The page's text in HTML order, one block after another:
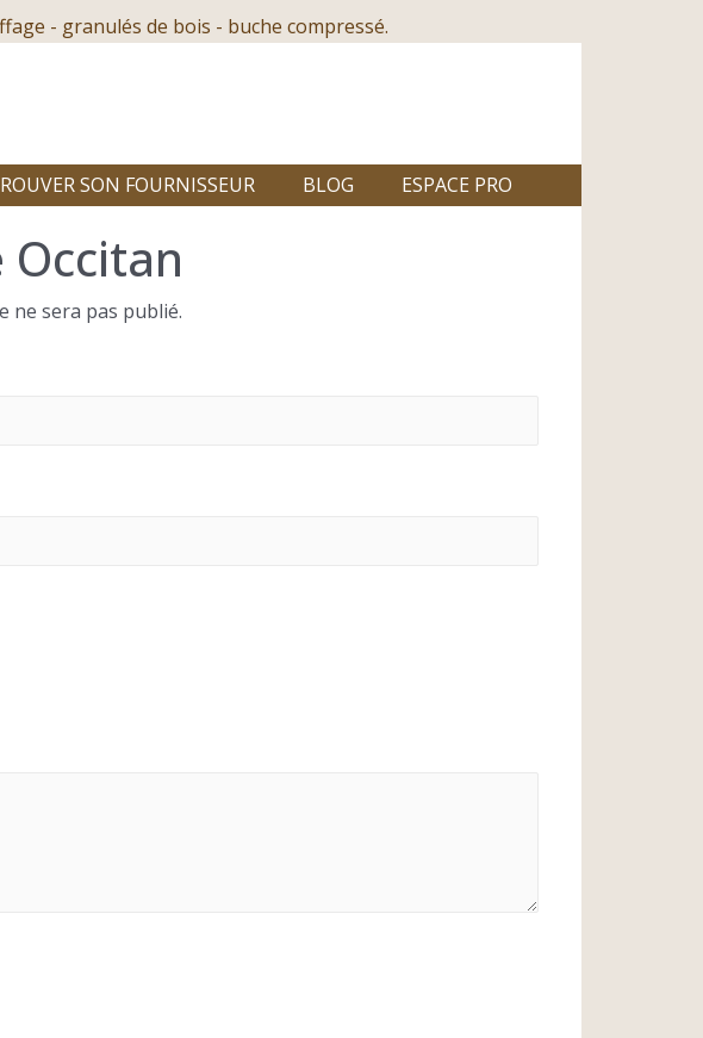
- granulés de bois - buche compressé.
SON FOURNISSEUR BLOG ESPACE PRO
ne sera pas publié.